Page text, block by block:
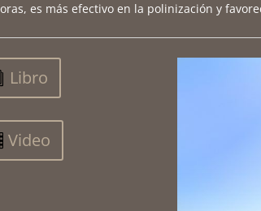
es más efectivo en la polinización y
Libro
Video